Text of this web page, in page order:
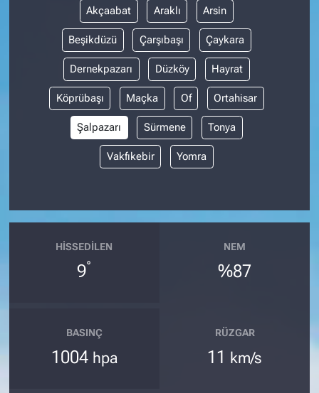
Akçaabat Araklı Arsin
Beşikdüzü Çarşıbaşı Çaykara
Dernekpazarı Düzköy Hayrat
Köprübaşı Maçka Of Ortahisar
Şalpazarı Sürmene Tonya
Vakfıkebir Yomra
HISSEDILEN
9°
NEM
%87
BASINÇ
1004 hpa
RÜZGAR
11 km/s